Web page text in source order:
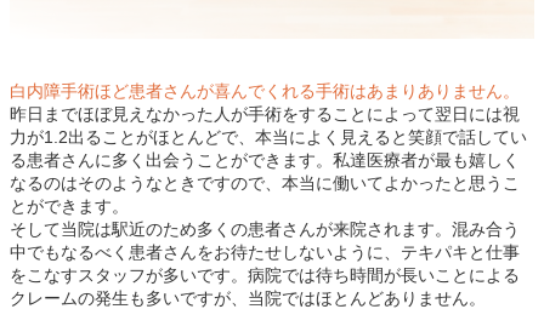
白内障手術ほど患者さんが喜んでくれる手術はあまりありません。
昨日までほぼ見えなかった人が手術をすることによって翌日には視
力が1.2出ることがほとんどで、本当によく見えると笑顔で話してい
る患者さんに多く出会うことができます。私達医療者が最も嬉しく
なるのはそのようなときですので、本当に働いてよかったと思うこ
とができます。
そして当院は駅近のため多くの患者さんが来院されます。混み合う
中でもなるべく患者さんをお待たせしないように、テキパキと仕事
をこなすスタッフが多いです。病院では待ち時間が長いことによる
クレームの発生も多いですが、当院ではほとんどありません。